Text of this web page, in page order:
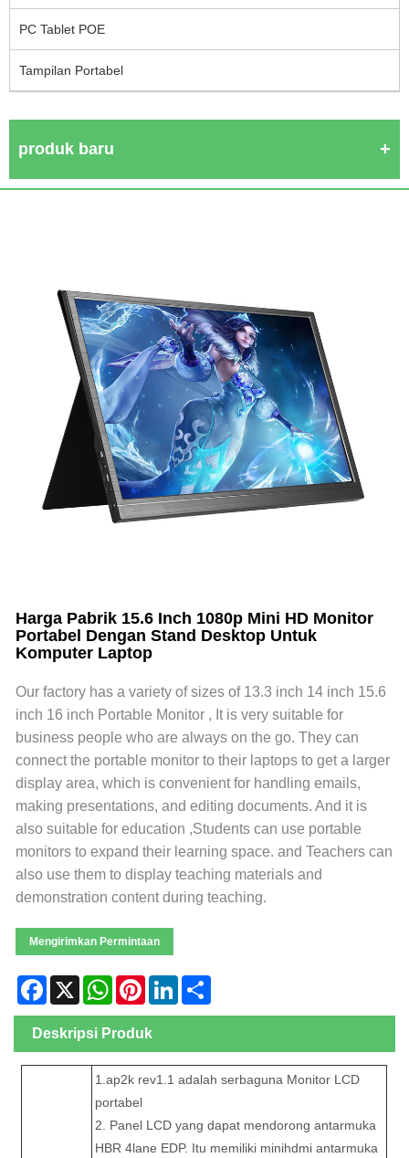
PC Tablet POE
Tampilan Portabel
produk baru
Harga Pabrik 15.6 Inch 1080p Mini HD Monitor
Portabel Dengan Stand Desktop Untuk
Komputer Laptop
Our factory has a variety of sizes of 13.3 inch 14 inch 15.6
inch 16 inch Portable Monitor , It is very suitable for
business people who are always on the go. They can
connect the portable monitor to their laptops to get a larger
display area, which is convenient for handling emails,
making presentations, and editing documents. And it is
also suitable for education ,Students can use portable
monitors to expand their learning space. and Teachers can
also use them to display teaching materials and
demonstration content during teaching.
Mengirimkan Permintaan
Facebook
X WhatsApp
PinterestLinkedIn
Deskripsi Produk
1.ap2k rev1.1 adalah serbaguna Monitor LCD
portabel
2. Panel LCD yang dapat mendorong antarmuka
HBR 4lane EDP. Itu memiliki minihdmi antarmuka